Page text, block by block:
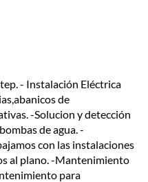
- Instalación Eléctrica
de
-Solucion y detección
de agua. -
con las instalaciones
al plano. -Mantenimiento
para